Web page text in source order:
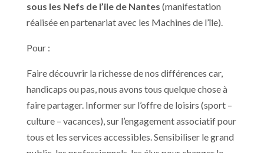
sous les Nefs de l’ile de Nantes (manifestation
réalisée en partenariat avec les Machines de l’île).
Pour :
Faire découvrir la richesse de nos différences car,
handicaps ou pas, nous avons tous quelque chose à
faire partager. Informer sur l’offre de loisirs (sport –
culture – vacances), sur l’engagement associatif pour
tous et les services accessibles. Sensibiliser le grand